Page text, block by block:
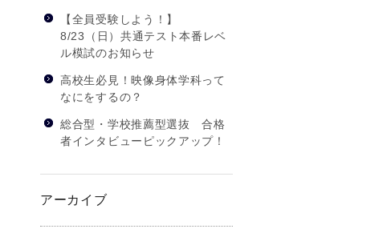
【全員受験しよう！】
8/23（日）共通テスト本番レベ
ル模試のお知らせ
高校生必見！映像身体学科って
なにをするの？
総合型・学校推薦型選抜 合格
者インタビューピックアップ！
アーカイブ